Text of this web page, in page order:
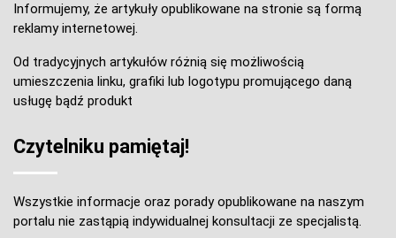
Informujemy, że artykuły opublikowane na stronie są formą
reklamy internetowej.
Od tradycyjnych artykułów różnią się możliwością
umieszczenia linku, grafiki lub logotypu promującego daną
usługę bądź produkt
Czytelniku pamiętaj!
Wszystkie informacje oraz porady opublikowane na naszym
portalu nie zastąpią indywidualnej konsultacji ze specjalistą.